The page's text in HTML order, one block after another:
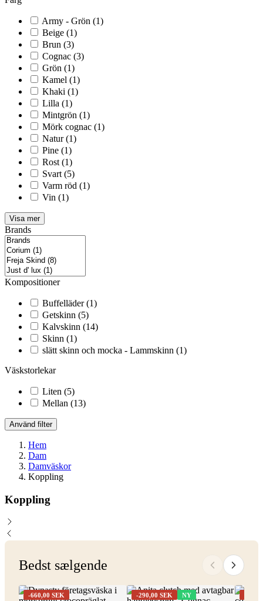
Army - Grön (1)
Beige (1)
Brun (3)
Cognac (3)
Grön (1)
Kamel (1)
Khaki (1)
Lilla (1)
Mintgrön (1)
Mörk cognac (1)
Natur (1)
Pine (1)
Rost (1)
Svart (5)
Varm röd (1)
Vin (1)
Visa mer
Brands
Kompositioner
Buffelläder (1)
Getskinn (5)
Kalvskinn (14)
Skinn (1)
slätt skinn och mocka - Lammskinn (1)
Väskstorlekar
Liten (5)
Mellan (13)
Använd filter
Hem
Dam
Damväskor
Koppling
Koppling
Bedst sælgende
-660,00 SEK -290,00 SEK NY